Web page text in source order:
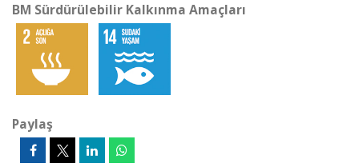
BM Sürdürülebilir Kalkınma Amaçları
Paylaş